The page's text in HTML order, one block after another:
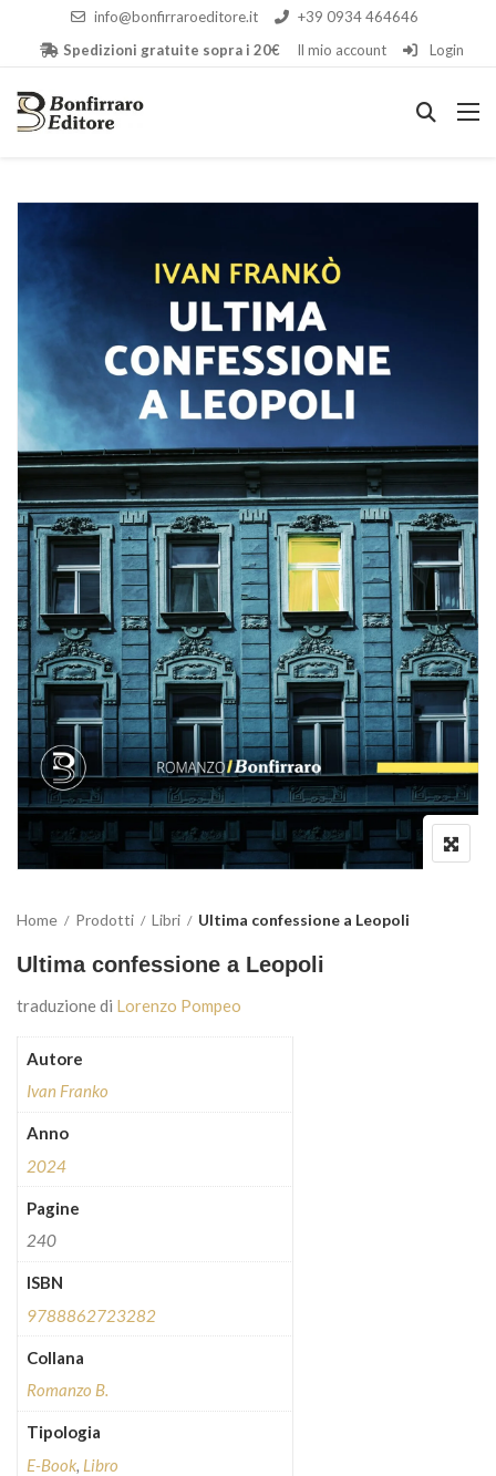
info@bonfirraroeditore.it
+39 0934 464646
Spedizioni gratuite sopra i 20€
Il mio account Login
Home Prodotti Libri Ultima confessione a Leopoli
Ultima confessione a Leopoli
traduzione di Lorenzo Pompeo
Autore
Ivan Franko
Anno
2024
Pagine
240
ISBN
9788862723282
Collana
Romanzo B.
Tipologia
E-Book, Libro